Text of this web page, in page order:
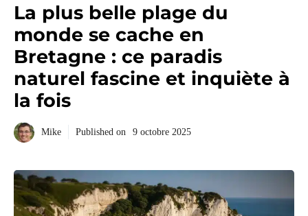
La plus belle plage du
monde se cache en
Bretagne : ce paradis
naturel fascine et inquiète à
la fois
Mike Published on 9 octobre 2025